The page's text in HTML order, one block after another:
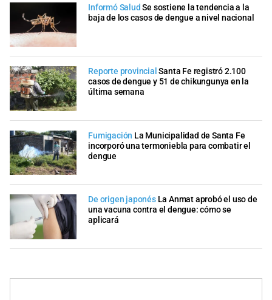
Informó Salud Se sostiene la tendencia a la
baja de los casos de dengue a nivel nacional
Reporte provincial Santa Fe registró 2.100
casos de dengue y 51 de chikungunya en la
última semana
Fumigación La Municipalidad de Santa Fe
incorporó una termoniebla para combatir el
dengue
De origen japonés La Anmat aprobó el uso de
una vacuna contra el dengue: cómo se
aplicará